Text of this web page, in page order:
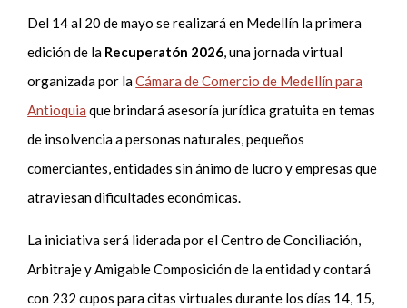
Del 14 al 20 de mayo se realizará en Medellín la primera
edición de la Recuperatón 2026, una jornada virtual
organizada por laCámara de Comercio de Medellín para
Antioquia que brindará asesoría jurídica gratuita en temas
de insolvencia a personas naturales, pequeños
comerciantes, entidades sin ánimo de lucro y empresas que
atraviesan dificultades económicas.
La iniciativa será liderada por el Centro de Conciliación,
Arbitraje y Amigable Composición de la entidad y contará
con 232 cupos para citas virtuales durante los días 14, 15,